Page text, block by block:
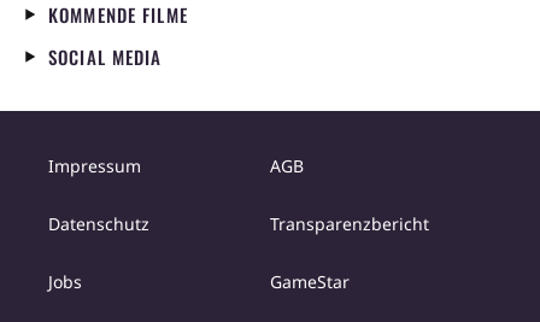
KOMMENDE FILME
SOCIAL MEDIA
Impressum AGB
Datenschutz Transparenzbericht
Jobs GameStar